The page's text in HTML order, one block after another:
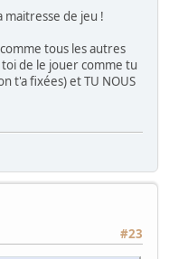
maitresse de jeu !
tous les autres
de le jouer comme tu
t'a fixées) et TU NOUS
#23